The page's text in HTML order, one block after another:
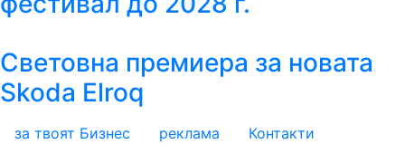
Световна премиера за новата
Skoda Elroq
за твоят Бизнес реклама Контакти